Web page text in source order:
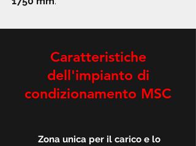
Caratteristiche
dell'impianto di
condizionamento MSC
Zona unica per il carico e lo